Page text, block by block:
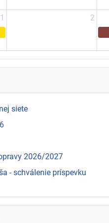
1 2
siete
2026/2027
- schválenie príspevku